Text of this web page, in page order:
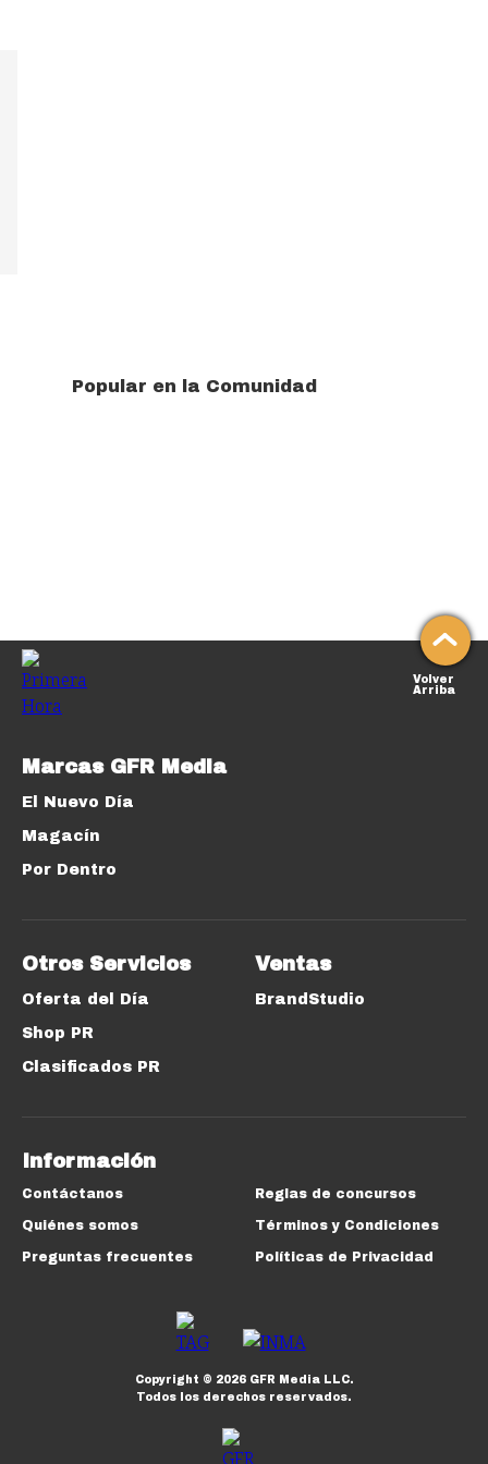
Popular en la Comunidad
Volver
Arriba
Marcas GFR Media
El Nuevo Día
Magacín
Por Dentro
Otros Servicios
Oferta del Día
Shop PR
Clasificados PR
Ventas
BrandStudio
Información
Contáctanos
Quiénes somos
Preguntas frecuentes
Reglas de concursos
Términos y Condiciones
Políticas de Privacidad
Copyright © 2026GFR Media LLC.
Todos los derechos reservados.